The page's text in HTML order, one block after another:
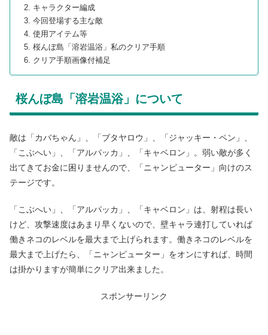
キャラクター編成
今回登場する主な敵
使用アイテム等
桜んぼ島「溶岩温浴」私のクリア手順
クリア手順画像付補足
桜んぼ島「溶岩温浴」について
敵は「カバちゃん」、「ブタヤロウ」、「ジャッキー・ペン」、
「こぶへい」、「アルパッカ」、「キャベロン」。弱い敵が多く
出てきてお金に困りませんので、「ニャンピューター」向けのス
テージです。
「こぶへい」、「アルパッカ」、「キャベロン」は、射程は長い
けど、攻撃速度はあまり早くないので、壁キャラ連打していれば
働きネコのレベルを最大まで上げられます。働きネコのレベルを
最大まで上げたら、「ニャンピューター」をオンにすれば、時間
は掛かりますが簡単にクリア出来ました。
スポンサーリンク